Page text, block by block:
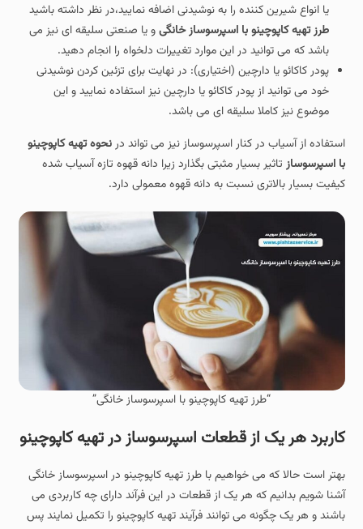
یا انواع شیرین کننده را به نوشیدنی اضافه نمایید،در نظر داشته باشید
طرز تهیه کاپوچینو با اسپرسوساز خانگیو یا صنعتی سلیقه ای نیز می
باشد که می توانید در این موارد تغییرات دلخواه را انجام دهید.
پودر کاکائو یا دارچین (اختیاری): در نهایت برای تزئین کردن نوشیدنی
خود می توانید از پودر کاکائو یا دارچین نیز استفاده نمایید و این
موضوع نیز کاملا سلیقه ای می باشد.
استفاده از آسیاب در کنار اسپرسوساز نیز می تواند درنحوه تهیه کاپوچینو
با اسپرسوساز تاثیر بسیار مثبتی بگذارد زیرا دانه قهوه تازه آسیاب شده
کیفیت بسیار بالاتری نسبت به دانه قهوه معمولی دارد.
“طرز تهیه کاپوچینو با اسپرسوساز خانگی”
کاربرد هر یک از قطعات اسپرسوساز در تهیه کاپوچینو
بهتر است حالا که می خواهیم با طرز تهیه کاپوچینو در اسپرسوساز خانگی
آشنا شویم بدانیم که هر یک از قطعات در این فرآند دارای چه کاربردی می
باشند و هر یک چگونه می توانند فرآیند تهیه کاپوچینو را تکمیل نمایند پس